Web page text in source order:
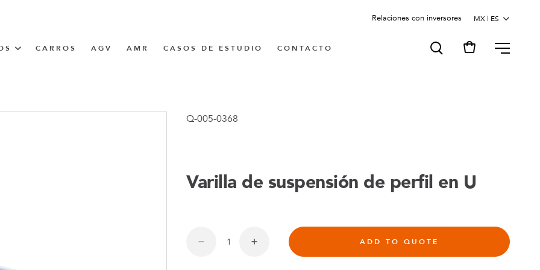
Relaciones con inversores
CARROS AGV AMR CASOS DE ESTUDIO CONTACTO MENU
Q-005-0368
Varilla de suspensión de perfil en U
ADD TO QUOTE